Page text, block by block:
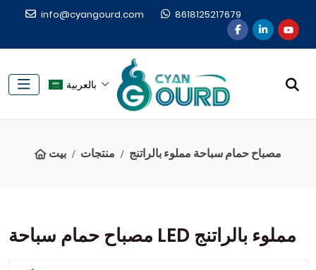
info@cyangourd.com 8618125217679
بالعربية
بيت منتجات مصباح حمام سباحة مملوء بالراتنج
مصباح حمام سباحة LED مملوء بالراتنج